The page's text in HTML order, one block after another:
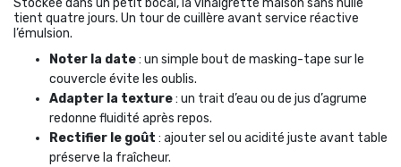
tient quatre jours. Un tour de cuillère avant service réactive
l’émulsion.
Noter la date: un simple bout de masking-tape sur le
couvercle évite les oublis.
Adapter la texture: un trait d’eau ou de jus d’agrume
redonne fluidité après repos.
Rectifier le goût : ajouter sel ou acidité juste avant table
préserve la fraîcheur.